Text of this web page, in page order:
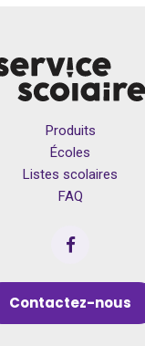
Produits
Écoles
Listes scolaires
FAQ
Contactez-nous